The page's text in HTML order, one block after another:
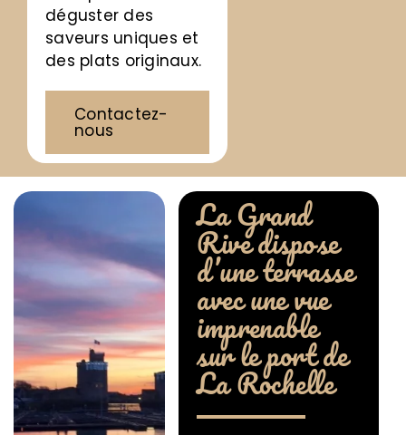
déguster des
saveurs uniques et
des plats originaux.
Contactez-
nous
La Grand
Rive dispose
d’une terrasse
avec une vue
imprenable
sur le port de
La Rochelle